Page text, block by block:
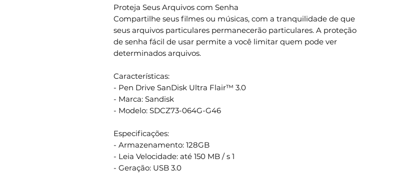
Proteja Seus Arquivos com Senha
Compartilhe seus filmes ou músicas, com a tranquilidade de que
seus arquivos particulares permanecerão particulares. A proteção
de senha fácil de usar permite a você limitar quem pode ver
determinados arquivos.
Características:
- Pen Drive SanDisk Ultra Flair™ 3.0
- Marca: Sandisk
- Modelo: SDCZ73-064G-G46
Especificações:
- Armazenamento: 128GB
- Leia Velocidade: até 150 MB / s 1
- Geração: USB 3.0